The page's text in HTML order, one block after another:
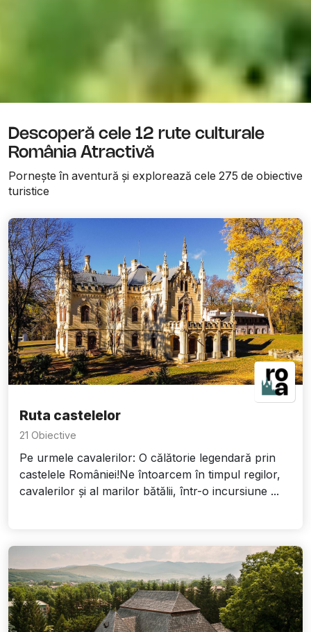
Descoperă cele 12 rute culturale
România Atractivă
Pornește în aventură și explorează cele 275 de obiective
turistice
Ruta castelelor
21 Obiective
Pe urmele cavalerilor: O călătorie legendară prin
castelele României!Ne întoarcem în timpul regilor,
cavalerilor și al marilor bătălii, într-o incursiune ...